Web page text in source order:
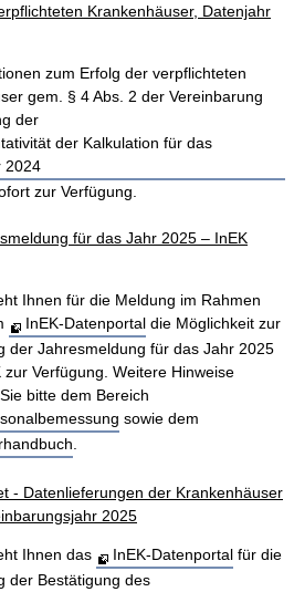
Krankenhäuser, Datenjahr
zum Erfolg der verpflichteten
gem. § 4 Abs. 2 der Vereinbarung
der
der Kalkulation für das
2024
zur Verfügung.
für das Jahr 2025 – InEK
Ihnen für die Meldung im Rahmen
InEK-Datenportal die Möglichkeit zur
der Jahresmeldung für das Jahr 2025
zur Verfügung. Weitere Hinweise
bitte dem Bereich
sowie dem
- Datenlieferungen der Krankenhäuser
2025
Ihnen das InEK-Datenportal für die
der Bestätigung des